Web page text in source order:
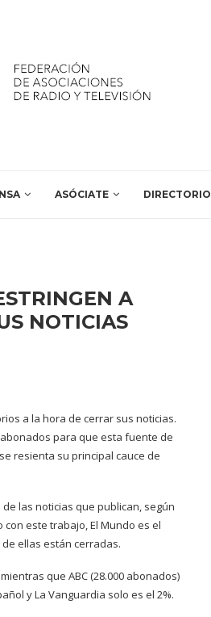
ASÓCIATE DIRECTORIO
A
NOTICIAS
a la hora de cerrar sus noticias.
para que esta fuente de
resienta su principal cauce de
las noticias que publican, según
este trabajo, El Mundo es el
ellas están cerradas.
que ABC (28.000 abonados)
y La Vanguardia solo es el 2%.